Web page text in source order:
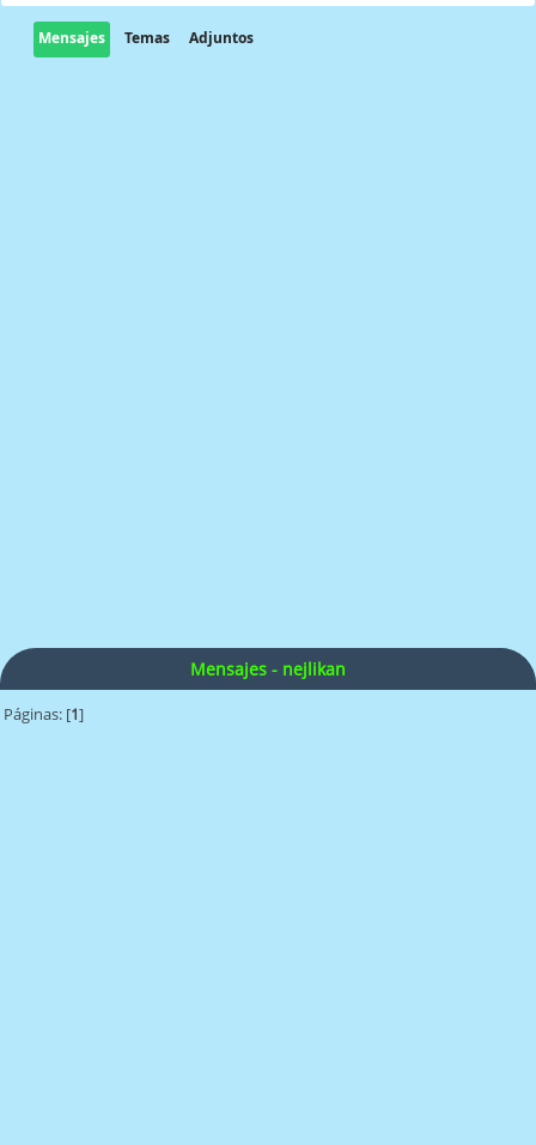
Mensajes Temas Adjuntos
Mensajes - nejlikan
Páginas: [1]